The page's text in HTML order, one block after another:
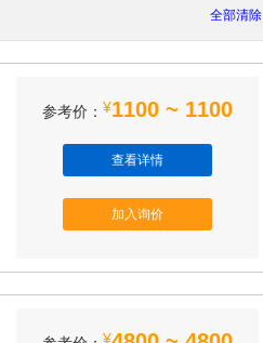
全部清除
参考价： ¥1100 ~ 1100
查看详情
加入询价
¥